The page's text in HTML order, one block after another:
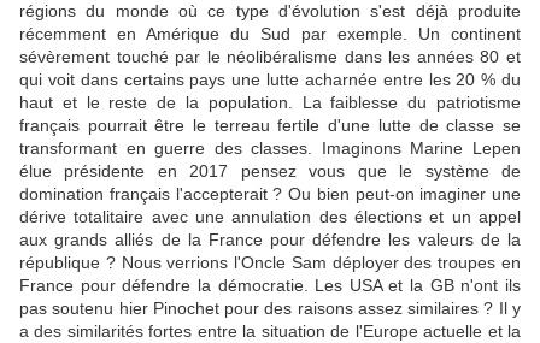
régions du monde où ce type d'évolution s'est déjà produite
récemment en Amérique du Sud par exemple. Un continent
sévèrement touché par le néolibéralisme dans les années 80 et
qui voit dans certains pays une lutte acharnée entre les 20 % du
haut et le reste de la population. La faiblesse du patriotisme
français pourrait être le terreau fertile d'une lutte de classe se
transformant en guerre des classes. Imaginons Marine Lepen
élue présidente en 2017 pensez vous que le système de
domination français l'accepterait ? Ou bien peut-on imaginer une
dérive totalitaire avec une annulation des élections et un appel
aux grands alliés de la France pour défendre les valeurs de la
république ? Nous verrions l'Oncle Sam déployer des troupes en
France pour défendre la démocratie. Les USA et la GB n'ont ils
pas soutenu hier Pinochet pour des raisons assez similaires ? Il y
a des similarités fortes entre la situation de l'Europe actuelle et la